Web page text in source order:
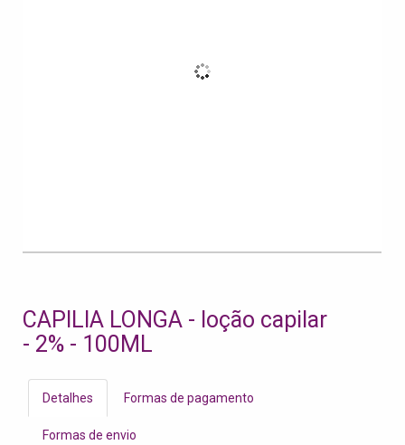
CAPILIA LONGA - loção capilar
- 2% - 100ML
Detalhes Formas de pagamento
Formas de envio